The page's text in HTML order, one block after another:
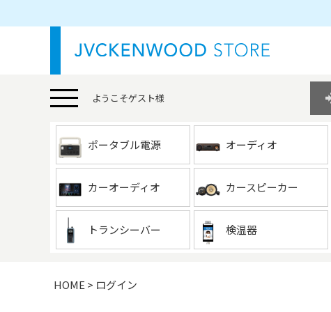
ようこそゲスト様
ポータブル電源 オーディオ
カーオーディオ カースピーカー
トランシーバー 検温器
HOME ログイン